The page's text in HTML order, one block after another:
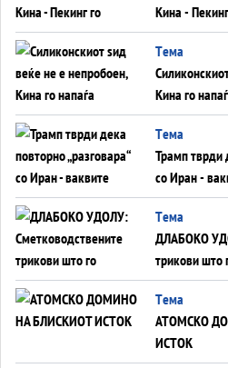
Кина -
Tема
Кина го
монопол на
Tема
Трамп тврди
со Иран -
од
Tема
ДЛАБОКО
трикови што
применуваат
Tема
АТОМСКО
ИСТОК